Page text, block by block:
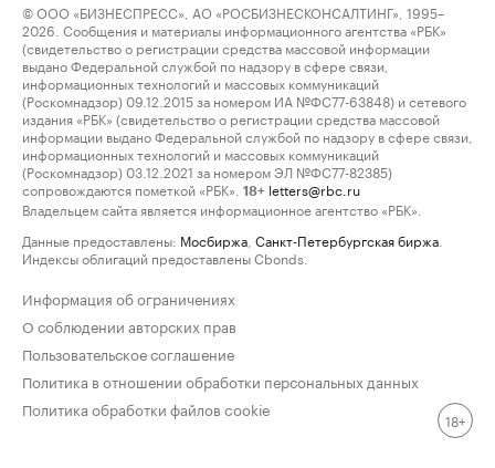
© ООО «БИЗНЕСПРЕСС», АО «РОСБИЗНЕСКОНСАЛТИНГ», 1995–
2026. Сообщения и материалы информационного агентства «РБК»
(свидетельство о регистрации средства массовой информации
выдано Федеральной службой по надзору в сфере связи,
информационных технологий и массовых коммуникаций
(Роскомнадзор) 09.12.2015 за номером ИА №ФС77-63848) и сетевого
издания «РБК» (свидетельство о регистрации средства массовой
информации выдано Федеральной службой по надзору в сфере связи,
информационных технологий и массовых коммуникаций
(Роскомнадзор) 03.12.2021 за номером ЭЛ №ФС77-82385)
сопровождаются пометкой «РБК».
18+ letters@rbc.ru
Владельцем сайта является информационное агентство «РБК».
Данные предоставлены: Мосбиржа Санкт-Петербургская биржа
Индексы облигаций предоставлены Cbonds.
Информация об ограничениях
О соблюдении авторских прав
Пользовательское соглашение
Политика в отношении обработки персональных данных
Политика обработки файлов cookie
18+